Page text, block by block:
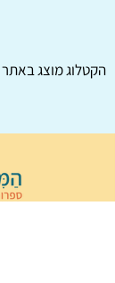
הקטלוג מוצג באתר